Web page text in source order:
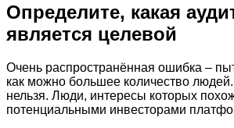
Определите, какая
является целевой
Очень распространённая ошибка –
как можно большее количество
нельзя. Люди, интересы которых
потенциальными инвесторами